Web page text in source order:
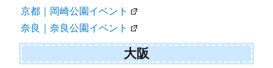
京都｜岡崎公園イベント
奈良｜奈良公園イベント
大阪